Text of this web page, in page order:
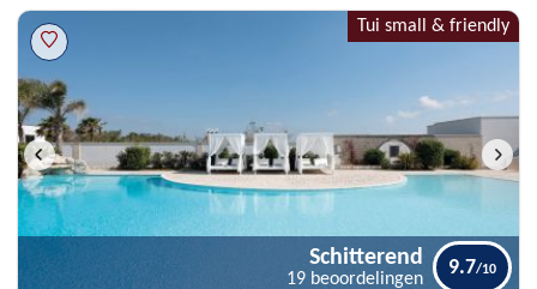
Tui small & friendly
Schitterend
19 beoordelingen
9.7